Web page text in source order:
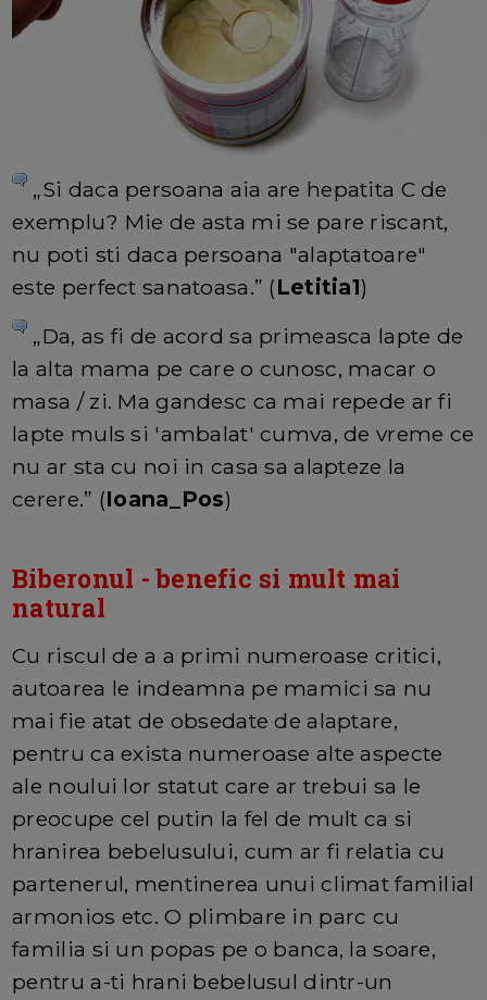
„Si daca persoana aia are hepatita C de
exemplu? Mie de asta mi se pare riscant,
nu poti sti daca persoana "alaptatoare"
este perfect sanatoasa.” (Letitia1)
„Da, as fi de acord sa primeasca lapte de
la alta mama pe care o cunosc, macar o
masa / zi. Ma gandesc ca mai repede ar fi
lapte muls si 'ambalat' cumva, de vreme ce
nu ar sta cu noi in casa sa alapteze la
cerere.” (Ioana_Pos)
Biberonul - benefic si mult mai
natural
Cu riscul de a a primi numeroase critici,
autoarea le indeamna pe mamici sa nu
mai fie atat de obsedate de alaptare,
pentru ca exista numeroase alte aspecte
ale noului lor statut care ar trebui sa le
preocupe cel putin la fel de mult ca si
hranirea bebelusului, cum ar fi relatia cu
partenerul, mentinerea unui climat familial
armonios etc. O plimbare in parc cu
familia si un popas pe o banca, la soare,
pentru a-ti hrani bebelusul dintr-un